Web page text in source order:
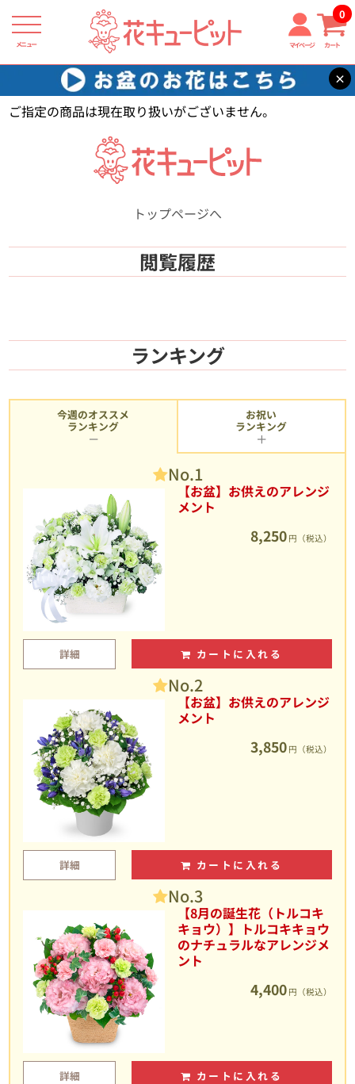
メニュー マイページ カート
0
×
花キューピット 【】
ご指定の商品は現在取り扱いがございません。
トップページへ
閲覧履歴
ランキング
今週のオススメ
ランキング
No.1
【お盆】お供えのアレンジ
メント
8,250 円（税込）
詳細 カートに入れる
No.2
【お盆】お供えのアレンジ
メント
3,850 円（税込）
詳細 カートに入れる
No.3
【8月の誕生花（トルコキ
キョウ）】トルコキキョウ
のナチュラルなアレンジメ
ント
4,400 円（税込）
詳細 カートに入れる
お祝い
ランキング